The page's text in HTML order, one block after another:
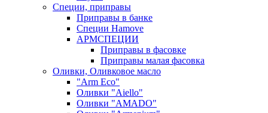
Специи, приправы
Приправы в банке
Специи Hamove
АРМСПЕЦИИ
Приправы в фасовке
Приправы малая фасовка
Оливки, Оливковое масло
"Arm Eco"
Оливки "Aiello"
Оливки "AMADO"